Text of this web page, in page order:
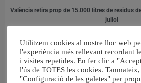
València retira prop de 15.000 litres de residus
juliol
6 agost, 2026
Utilitzem cookies al nostre lloc web
l'experiència més rellevant recordant
i visites repetides. En fer clic a
l'ús de TOTES les cookies.
"Configuració de les galetes" per